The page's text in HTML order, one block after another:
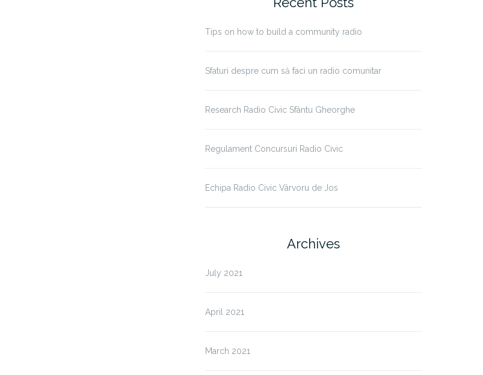
Tips on how to build a community radio
Sfaturi despre cum să faci un radio comunitar
Research Radio Civic Sfântu Gheorghe
Regulament Concursuri Radio Civic
Echipa Radio Civic Vârvoru de Jos
Archives
July 2021
April 2021
March 2021